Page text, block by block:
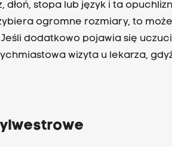
dłoń, stopa lub język i ta
ogromne rozmiary, to
dodatkowo pojawia się
wizyta u lekarza,
Ośrodek Obrzęku